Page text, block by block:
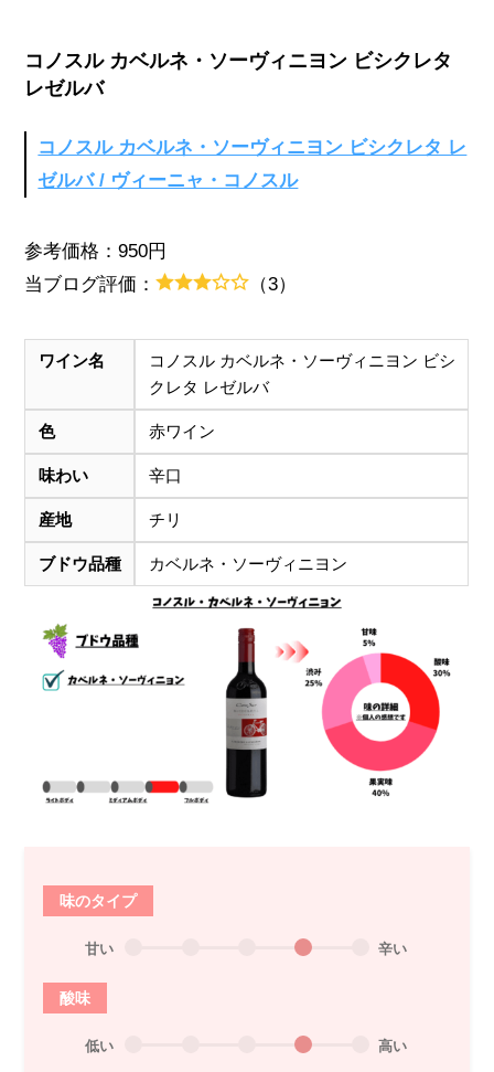
コノスル カベルネ・ソーヴィニヨン ビシクレタ
レゼルバ
コノスル カベルネ・ソーヴィニヨン ビシクレタ レ
ゼルバ / ヴィーニャ・コノスル
参考価格：950円
当ブログ評価：
（3）
ワイン名
コノスル カベルネ・ソーヴィニヨン ビシ
クレタ レゼルバ
色 赤ワイン
味わい 辛口
産地 チリ
ブドウ品種 カベルネ・ソーヴィニヨン
味のタイプ
甘い 辛い
酸味
低い 高い